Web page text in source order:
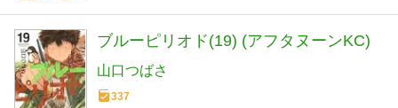
ブルーピリオド(19) (アフタヌーンKC)
山口つばさ
337